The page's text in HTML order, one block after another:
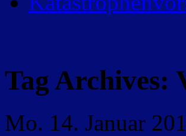
Tag Archives:
Mo. 14. Januar